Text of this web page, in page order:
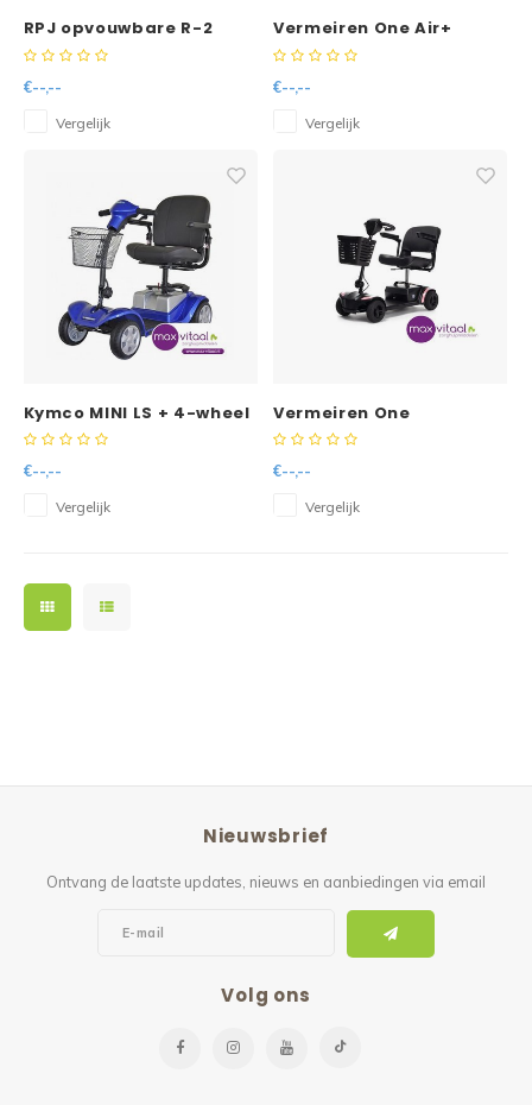
RPJ opvouwbare R-2
scootmobiel 4wheel
€--,--
Vergelijk
Vermeiren One Air+
€--,--
Vergelijk
Kymco MINI LS + 4-wheel
scootmobiel
€--,--
Vergelijk
Vermeiren One
standaard
€--,--
Vergelijk
Nieuwsbrief
Ontvang de laatste updates, nieuws en aanbiedingen via email
Volg ons